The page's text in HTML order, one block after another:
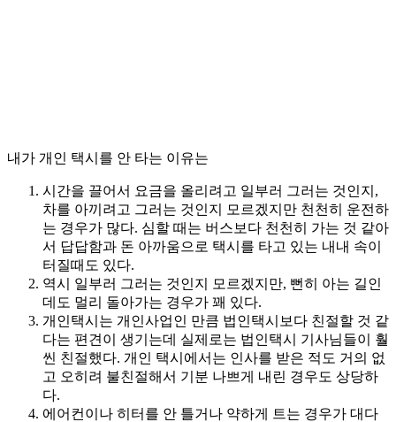
내가 개인 택시를 안 타는 이유는
시간을 끌어서 요금을 올리려고 일부러 그러는 것인지,
차를 아끼려고 그러는 것인지 모르겠지만 천천히 운전하
는 경우가 많다. 심할 때는 버스보다 천천히 가는 것 같아
서 답답함과 돈 아까움으로 택시를 타고 있는 내내 속이
터질때도 있다.
역시 일부러 그러는 것인지 모르겠지만, 뻔히 아는 길인
데도 멀리 돌아가는 경우가 꽤 있다.
개인택시는 개인사업인 만큼 법인택시보다 친절할 것 같
다는 편견이 생기는데 실제로는 법인택시 기사님들이 훨
씬 친절했다. 개인 택시에서는 인사를 받은 적도 거의 없
고 오히려 불친절해서 기분 나쁘게 내린 경우도 상당하
다.
에어컨이나 히터를 안 틀거나 약하게 트는 경우가 대다